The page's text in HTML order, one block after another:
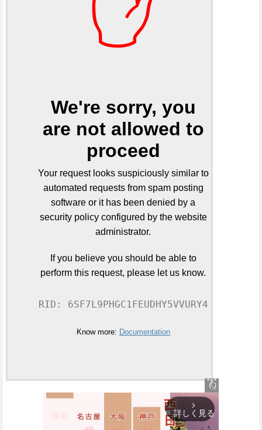
We're sorry, you
are not allowed to
proceed
Your request looks suspiciously similar to
automated requests from spam posting
software or it has been denied by a
security policy configured by the website
administrator.
If you believe you should be able to
perform this request, please let us know.
RID: 6SF7L9PHGC1FEUDHY5VVURY4
Know more: Documentation
close
arrow_forward_ios
詳しく見る